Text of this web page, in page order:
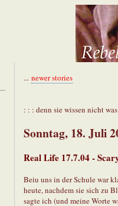
... newer stories
: : : denn sie wissen nicht
Sonntag, 18. Juli
Real Life 17.7.04 -
Beiu uns in der Schule war
heute, nachdem sie sich zu
sagte ich (und meine Worte